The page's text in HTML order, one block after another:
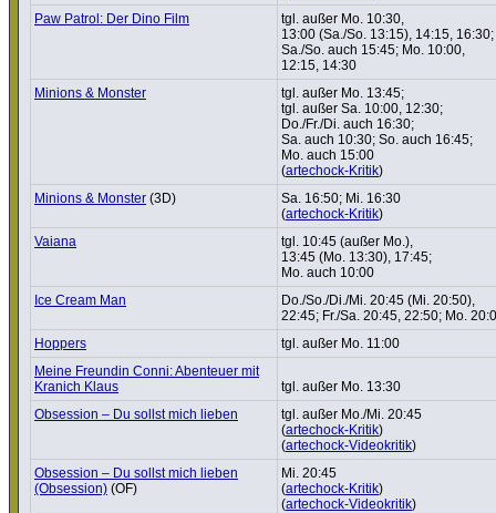
Paw Patrol: Der Dino Film
tgl. außer Mo. 10:30,
13:00 (Sa./So. 13:15), 14:15, 16:30;
Sa./So. auch 15:45; Mo. 10:00,
12:15, 14:30
Minions & Monster
tgl. außer Mo. 13:45;
tgl. außer Sa. 10:00, 12:30;
Do./Fr./Di. auch 16:30;
Sa. auch 10:30; So. auch 16:45;
Mo. auch 15:00
(artechock-Kritik)
Minions & Monster (3D)
Sa. 16:50; Mi. 16:30
(artechock-Kritik)
Vaiana
tgl. 10:45 (außer Mo.),
13:45 (Mo. 13:30), 17:45;
Mo. auch 10:00
Ice Cream Man
Do./So./Di./Mi. 20:45 (Mi. 20:50),
22:45; Fr./Sa. 20:45, 22:50; Mo.
Hoppers
tgl. außer Mo. 11:00
Meine Freundin Conni: Abenteuer mit
Kranich Klaus
tgl. außer Mo. 13:30
Obsession – Du sollst mich lieben
tgl. außer Mo./Mi. 20:45
(artechock-Kritik)
(artechock-Videokritik)
Obsession – Du sollst mich lieben
(Obsession) (OF)
Mi. 20:45
(artechock-Kritik)
(artechock-Videokritik)